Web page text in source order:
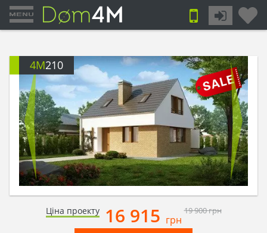
4M210
Ціна проекту 16 915 грн
19 900грн